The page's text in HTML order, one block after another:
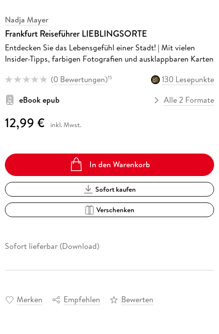
Nadja Mayer
Frankfurt Reiseführer LIEBLINGSORTE
Entdecken Sie das Lebensgefühl einer Stadt! | Mit vielen
Insider-Tipps, farbigen Fotografien und ausklappbaren Karten
(0 Bewertungen)15
130 Lesepunkte
eBook epub
Alle 2 Formate
12,99 € inkl. Mwst.
In den Warenkorb
Sofort kaufen
Verschenken
Sofort lieferbar (Download)
Merken Empfehlen Bewerten